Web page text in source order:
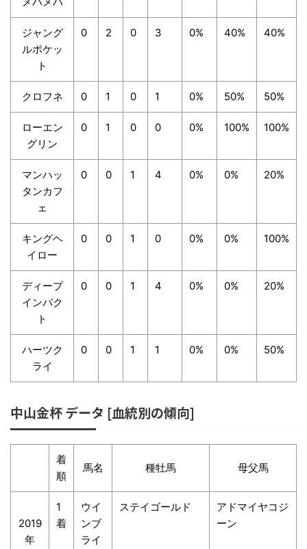
ジャング
ルポケッ
ト
0 2 0 3 0% 40% 40%
クロフネ 0 1 0 1 0% 50% 50%
ローエン
グリン
0 1 0 0 0% 100% 100%
マンハッ
タンカフ
ェ
0 0 1 4 0% 0% 20%
キングヘ
イロー
0 0 1 0 0% 0% 100%
ディープ
インパク
ト
0 0 1 4 0% 0% 20%
ハーツク
ライ
0 0 1 1 0% 0% 50%
中山金杯 データ [血統別の傾向]
着
順
馬名 種牡馬 母父馬
2019
年
1
着
ウイ
ンブ
ライ
ステイゴールド
アドマイヤコジ
ーン